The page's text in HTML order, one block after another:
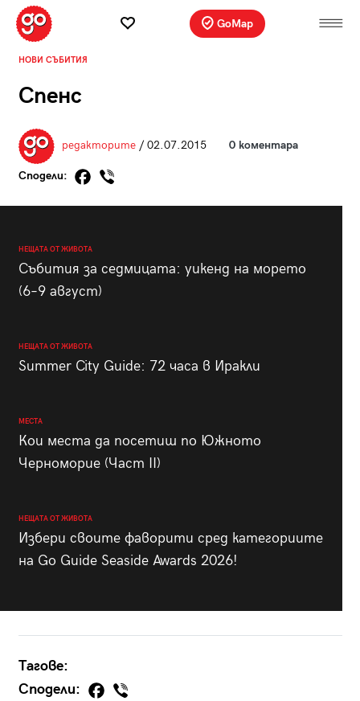
GoMap
НОВИ СЪБИТИЯ
Спенс
редакторите/ 02.07.2015 0 коментара
Сподели:
НЕЩАТА ОТ ЖИВОТА
Събития за седмицата: уикенд на морето
(6–9 август)
НЕЩАТА ОТ ЖИВОТА
Summer City Guide: 72 часа в Иракли
МЕСТА
Кои места да посетиш по Южното
Черноморие (Част II)
НЕЩАТА ОТ ЖИВОТА
Избери своите фаворити сред категориите
на Go Guide Seaside Awards 2026!
Тагове:
Сподели: